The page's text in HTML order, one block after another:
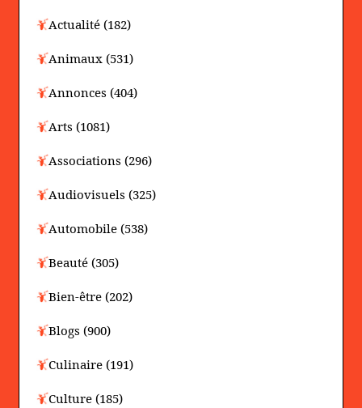
Actualité (182)
Animaux (531)
Annonces (404)
Arts (1081)
Associations (296)
Audiovisuels (325)
Automobile (538)
Beauté (305)
Bien-être (202)
Blogs (900)
Culinaire (191)
Culture (185)